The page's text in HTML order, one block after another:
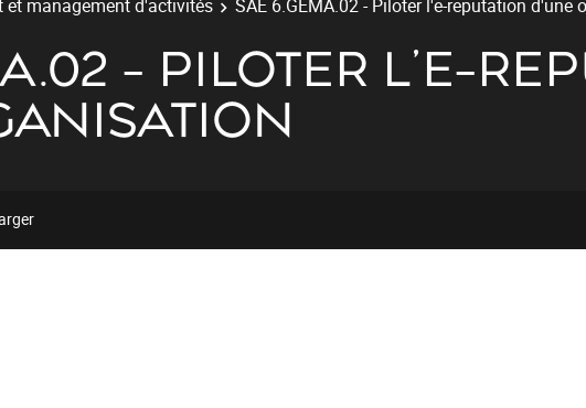
et management d'activités
SAÉ 6.GEMA.02 - Piloter l'e-reputation d'une
- PILOTER L'E-